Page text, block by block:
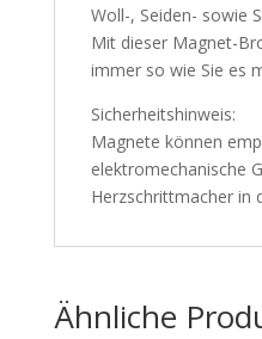
Woll-, Seiden- sowie
Mit dieser Magnet-
immer so wie Sie es
Sicherheitshinweis:
Magnete können
elektromechanische
Herzschrittmacher in
Ähnliche